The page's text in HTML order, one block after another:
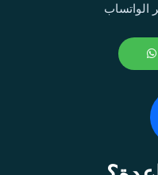
الواتساب